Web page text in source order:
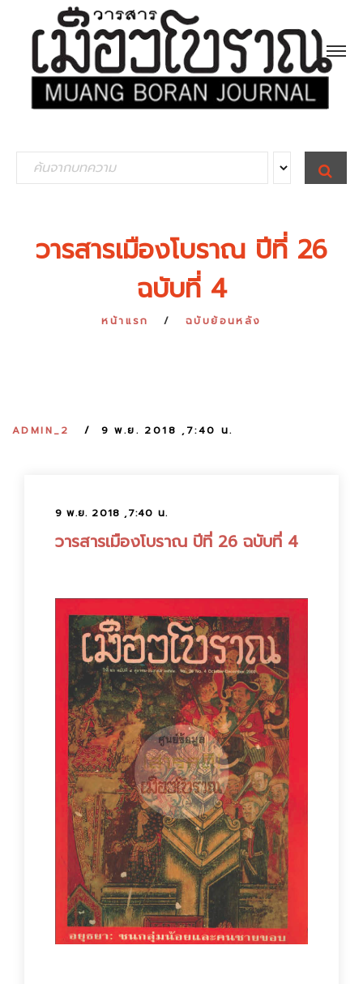
e
S
E
A
วารสารเมืองโบราณ ปีที่ 26
ฉบับที่ 4
หน้าแรก ฉบับย้อนหลัง
ADMIN_2 9 พ.ย. 2018 ,7:40 น.
9 พ.ย. 2018 ,7:40 น.
วารสารเมืองโบราณ ปีที่ 26 ฉบับที่ 4